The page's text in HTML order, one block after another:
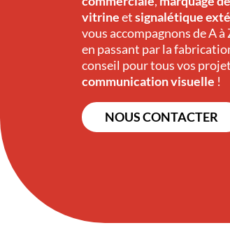
vitrineetsignalétique
vous accompagnons de A
en passant par la
conseil pour tous vos
communication visuelle !
NOUS CONTACTER